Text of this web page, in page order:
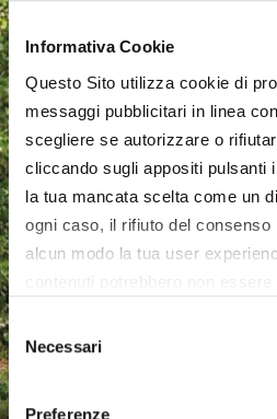
Informativa Cookie
Questo Sito utilizza cookie di
messaggi pubblicitari in linea
scegliere se autorizzare o
cliccando sugli appositi pulsanti
la tua mancata scelta come un
ogni caso, il rifiuto del consenso
alcun modo la tua user
all’utilizzo di tutti, o solamente di
Selezione
del
consenso
Necessari
Preferenze
Macchine